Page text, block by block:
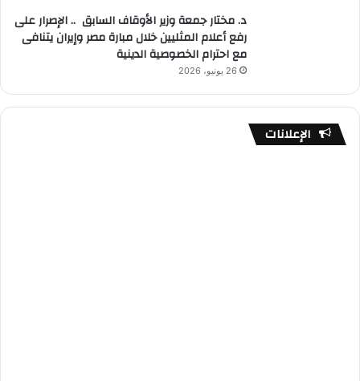
د. مختار جمعة وزير الأوقاف السابق .. الإصرار على
رفع أعلام المثليين خلال مبارة مصر وإيران يتنافى
مع احترام الخصوصية الدينية
26 يونيو، 2026
الإعلانات